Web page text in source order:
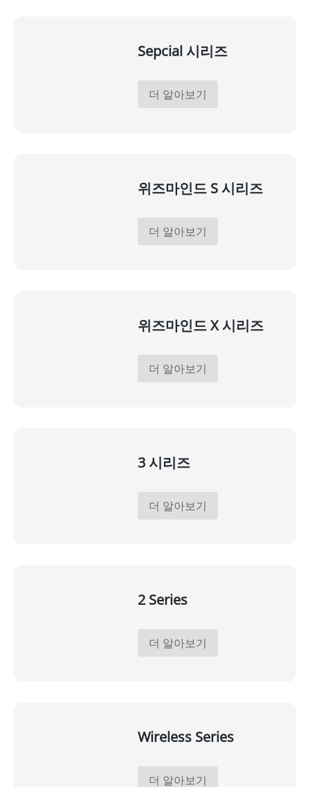
Sepcial 시리즈
더 알아보기
위즈마인드 S 시리즈
더 알아보기
위즈마인드 X 시리즈
더 알아보기
3 시리즈
더 알아보기
2 Series
더 알아보기
Wireless Series
더 알아보기